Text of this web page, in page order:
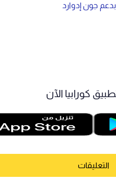
جون إدوارد
كورابيا الآن
التعليقات